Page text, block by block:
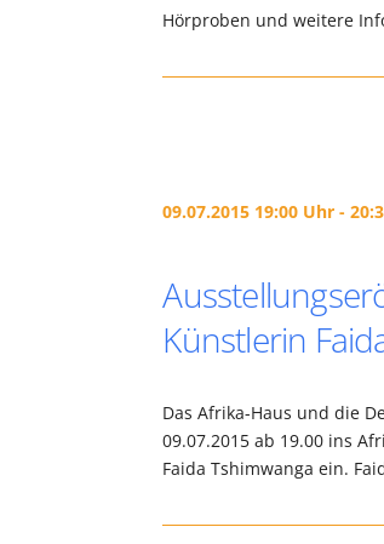
Hörproben und weitere
09.07.2015 19:00 Uhr -
Künstlerin
Das Afrika-Haus und die
09.07.2015 ab 19.00 ins
Faida Tshimwanga ein.